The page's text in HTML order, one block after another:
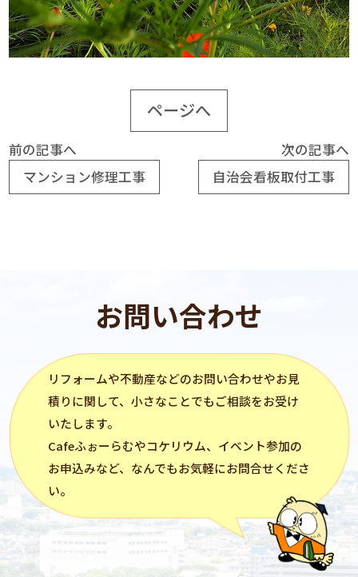
ページへ
前の記事へ
マンション修理工事
次の記事へ
自治会看板取付工事
お問い合わせ
リフォームや不動産などのお問い合わせやお見
積りに関して、小さなことでもご相談をお受け
いたします。
Cafeふぉーらむやコケリウム、イベント参加の
お申込みなど、なんでもお気軽にお問合せくださ
い。